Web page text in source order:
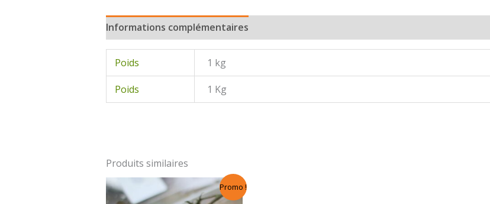
Informations complémentaires
Poids 1 kg
Poids 1 Kg
Produits similaires
Promo !